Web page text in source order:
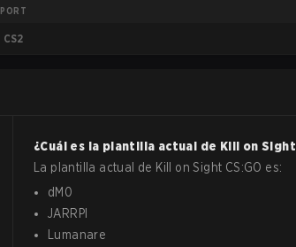
CS2
¿Cuál es la plantilla actual de Kill on Sight
La plantilla actual de Kill on Sight CS:GO es:
dM0
JARRPI
Lumanare